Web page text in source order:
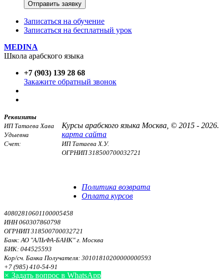
Записаться на обучение
Записаться на бесплатный урок
MEDINA
Школа арабского языка
+7 (903) 139 28 68
Закажите обратный звонок
Курсы арабского языка Москва, © 2015 - 2026.
карта сайта
ИП Татаева Х.У.
ОГРНИП 318500700032721
Политика возврата
Оплата курсов
Реквизиты
ИП Татаева Хава
Удыевна
Счет:
40802810601100005458
ИНН 060307860798
ОГРНИП 318500700032721
Банк: АО "АЛЬФА-БАНК" г. Москва
БИК: 044525593
Кор/сч. Банка Получателя: 30101810200000000593
+7 (985) 410-54-91
× Задать вопрос в WhatsApp